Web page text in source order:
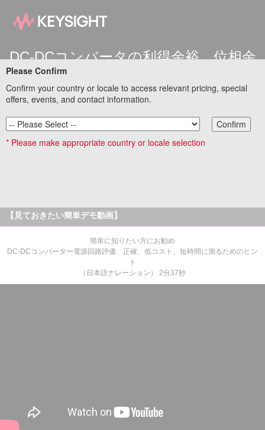
DC-DCコンバータの利得余裕、位相余
InfiniiVisionシリーズ DSOX3000T オシロスコープを用い
た電源評価
DC電源の負荷変動の影響をなるべく抑えるために、位相補償回路のパラメータ
を調整した時、負荷変動の波形にリンギングが乗るなど不安定になる事があり
ます。また、波形では問題なくても、利得余裕、位相余裕が十分でない事もあ
【見ておきたい簡単デモ動画】
簡単に知りたい方にお勧め
DC-DCコンバーター電源回路評価 正確、低コスト、短時間に測るためのヒン
ト
（日本語ナレーション） 2分37秒
Please Confirm
Confirm your country or locale to access relevant pricing, special
offers, events, and contact information.
Confirm
* Please make appropriate country or locale selection